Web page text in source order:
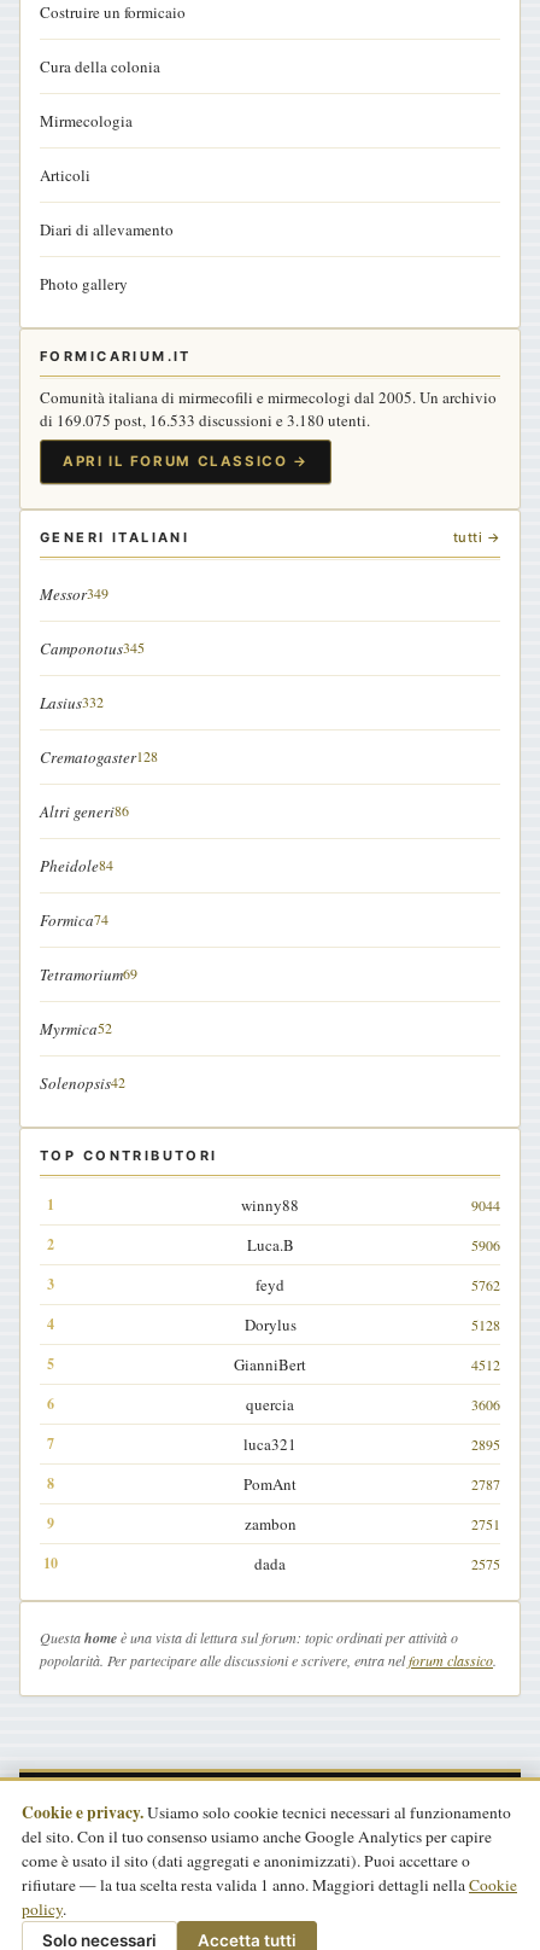
Costruire un formicaio
Cura della colonia
Mirmecologia
Articoli
Diari di allevamento
Photo gallery
FORMICARIUM.IT
Comunità italiana di mirmecofili e mirmecologi dal 2005. Un archivio
di 169.075 post, 16.533 discussioni e 3.180 utenti.
APRI IL FORUM CLASSICO →
GENERI ITALIANI tutti →
Messor349
Camponotus345
Lasius332
Crematogaster128
Altri generi86
Pheidole84
Formica74
Tetramorium69
Myrmica52
Solenopsis42
TOP CONTRIBUTORI
winny88 9044
Luca.B 5906
feyd 5762
Dorylus 5128
GianniBert 4512
quercia 3606
luca321 2895
PomAnt 2787
zambon 2751
dada 2575
Questahomeè una vista di lettura sul forum: topic ordinati per attività o
popolarità. Per partecipare alle discussioni e scrivere, entra nelforum classico
formicarium.it · il mondo delle formiche·FORUM·ARTICOLI·
SPECIE ITALIANE
Cookie e privacy.Usiamo solo cookie tecnici necessari al funzionamento
del sito. Con il tuo consenso usiamo anche Google Analytics per capire
come è usato il sito (dati aggregati e anonimizzati). Puoi accettare o
rifiutare — la tua scelta resta valida 1 anno. Maggiori dettagli nellaCookie
policy.
Solo necessari Accetta tutti